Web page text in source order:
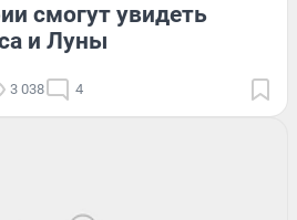
смогут увидеть
и Луны
3 038 4